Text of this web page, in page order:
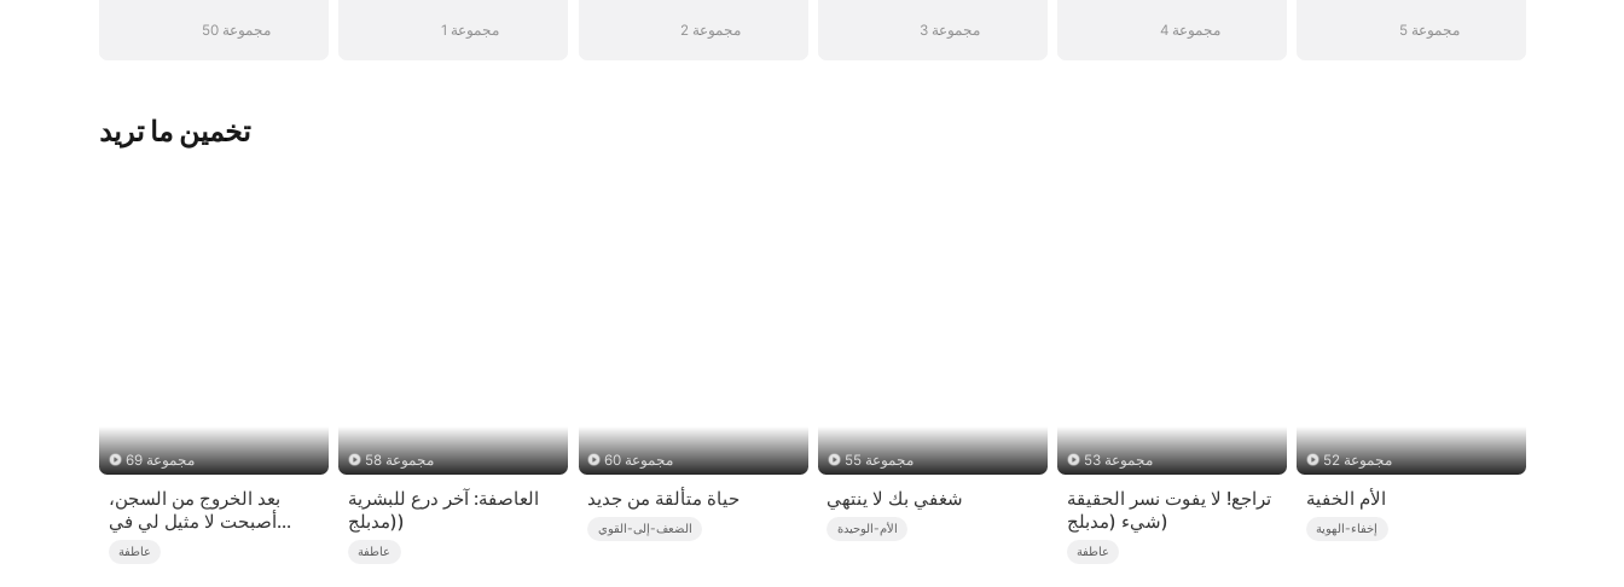
50 مجموعة 1 مجموعة 2 مجموعة 3 مجموعة 4 مجموعة 5 مجموعة
تخمين ما تريد
69 مجموعة
بعد الخروج من السجن،
أصبحت لا مثيل لي في
العالم
عاطفة
58 مجموعة
العاصفة: آخر درع للبشرية
(مدبلج)
عاطفة
60 مجموعة
حياة متألقة من جديد
الضعف-إلى-القوي
55 مجموعة
شغفي بك لا ينتهي
الأم-الوحيدة
53 مجموعة
تراجع! لا يفوت نسر الحقيقة
شيء (مدبلج)
عاطفة
52 مجموعة
الأم الخفية
إخفاء-الهوية